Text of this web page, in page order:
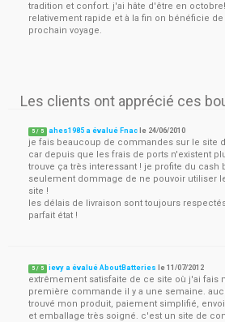
tradition et confort. j'ai hâte d'être en
relativement rapide et à la fin on bénéficie
prochain voyage.
Les clients ont apprécié ces
5 / 5 ahes1985 a évalué Fnac le 24/06/2010
je fais beaucoup de commandes sur le site
car depuis que les frais de ports n'existent
trouve ça très interessant ! je profite du cash
seulement dommage de ne pouvoir utiliser
site !
les délais de livraison sont toujours
parfait état !
5 / 5 ievy a évalué AboutBatteries le11/07/2012
extrêmement satisfaite de ce site où j'ai fais
première commande il y a une semaine.
trouvé mon produit, paiement simplifié,
et emballage très soigné. c'est un site de